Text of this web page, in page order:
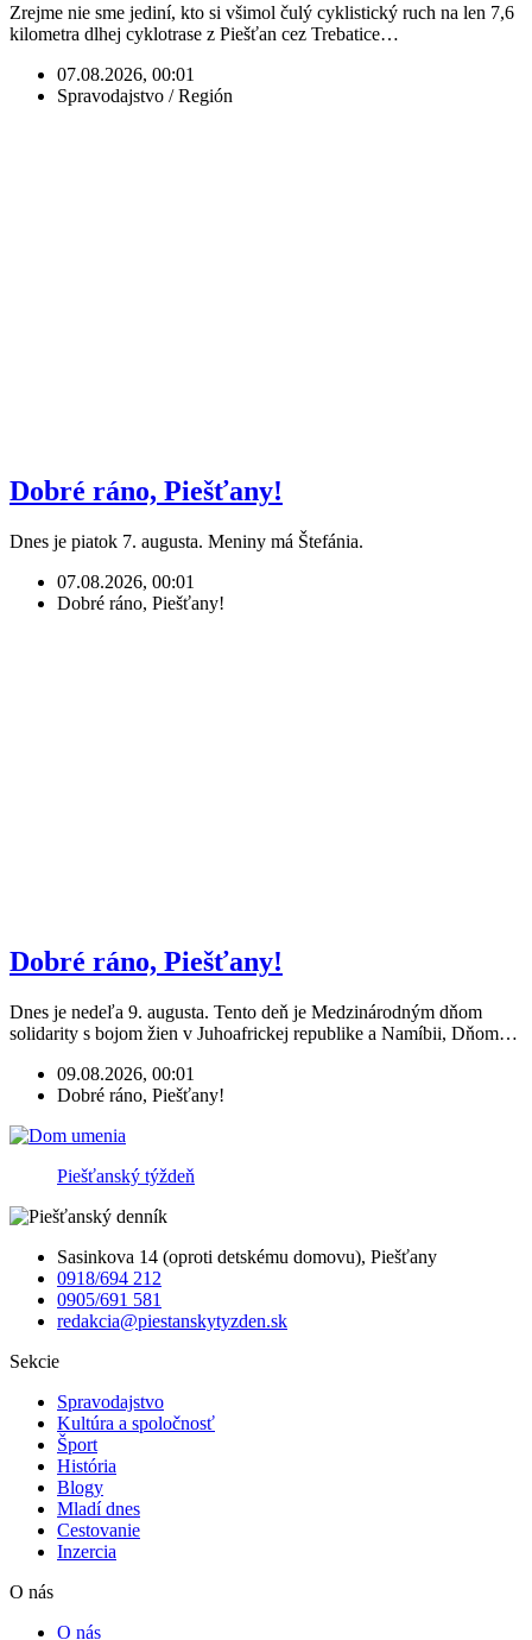
Zrejme nie sme jediní, kto si všimol čulý cyklistický ruch na len 7,6
kilometra dlhej cyklotrase z Piešťan cez Trebatice…
07.08.2026, 00:01
Spravodajstvo / Región
Dobré ráno, Piešťany!
Dnes je piatok 7. augusta. Meniny má Štefánia.
07.08.2026, 00:01
Dobré ráno, Piešťany!
Dobré ráno, Piešťany!
Dnes je nedeľa 9. augusta. Tento deň je Medzinárodným dňom
solidarity s bojom žien v Juhoafrickej republike a Namíbii, Dňom…
09.08.2026, 00:01
Dobré ráno, Piešťany!
Piešťanský týždeň
Sasinkova 14 (oproti detskému domovu), Piešťany
0918/694 212
0905/691 581
redakcia@piestanskytyzden.sk
Sekcie
Spravodajstvo
Kultúra a spoločnosť
Šport
História
Blogy
Mladí dnes
Cestovanie
Inzercia
O nás
O nás